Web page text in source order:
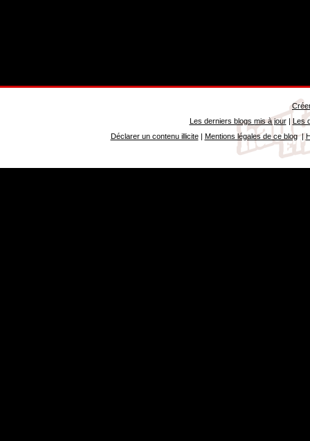
Les derniers blogs mis à jour| Les
Déclarer un contenu illicite| Mentions légales de ce blog|